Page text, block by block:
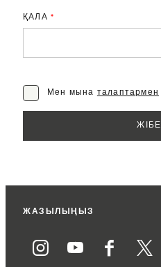
ҚАЛА *
Мен мына талаптармен
ЖАЗЫЛЫҢЫЗ